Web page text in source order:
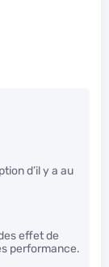
d’il y a au
effet de
performance.